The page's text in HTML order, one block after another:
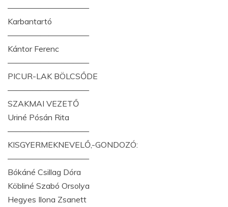
——————————
Karbantartó
——————————
Kántor Ferenc
——————————
PICUR-LAK BÖLCSŐDE
——————————
SZAKMAI VEZETŐ
Uriné Pósán Rita
——————————
KISGYERMEKNEVELŐ,-GONDOZÓ:
——————————
Bókáné Csillag Dóra
Köbliné Szabó Orsolya
Hegyes Ilona Zsanett